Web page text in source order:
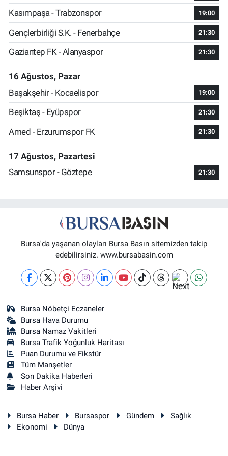
Kasımpaşa - Trabzonspor 19:00
Gençlerbirliği S.K. - Fenerbahçe 21:30
Gaziantep FK - Alanyaspor 21:30
16 Ağustos, Pazar
Başakşehir - Kocaelispor
19:00
Beşiktaş - Eyüpspor 21:30
Amed - Erzurumspor FK 21:30
17 Ağustos, Pazartesi
Samsunspor - Göztepe
21:30
Bursa'da yaşanan olayları Bursa Basın sitemizden takip
edebilirsiniz. www.bursabasin.com
Bursa Nöbetçi Eczaneler
Bursa Hava Durumu
Bursa Namaz Vakitleri
Bursa Trafik Yoğunluk Haritası
Puan Durumu ve Fikstür
Tüm Manşetler
Son Dakika Haberleri
Haber Arşivi
Bursa Haber Bursaspor Gündem
Sağlık
Ekonomi
Dünya